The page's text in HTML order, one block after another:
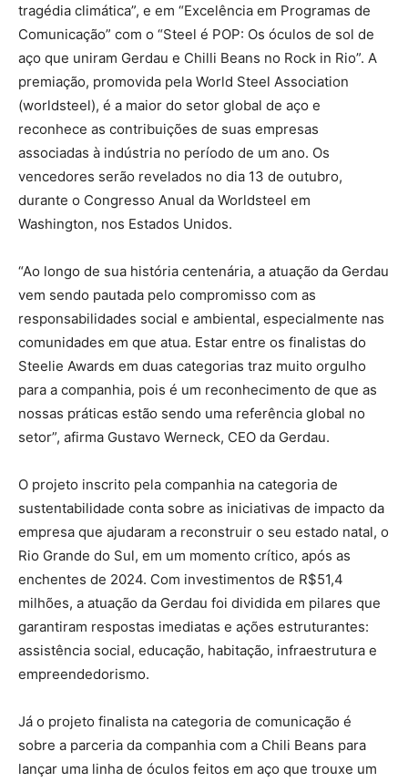
tragédia climática”, e em “Excelência em Programas de
Comunicação” com o “Steel é POP: Os óculos de sol de
aço que uniram Gerdau e Chilli Beans no Rock in Rio”. A
premiação, promovida pela World Steel Association
(worldsteel), é a maior do setor global de aço e
reconhece as contribuições de suas empresas
associadas à indústria no período de um ano. Os
vencedores serão revelados no dia 13 de outubro,
durante o Congresso Anual da Worldsteel em
Washington, nos Estados Unidos.
“Ao longo de sua história centenária, a atuação da Gerdau
vem sendo pautada pelo compromisso com as
responsabilidades social e ambiental, especialmente nas
comunidades em que atua. Estar entre os finalistas do
Steelie Awards em duas categorias traz muito orgulho
para a companhia, pois é um reconhecimento de que as
nossas práticas estão sendo uma referência global no
setor”, afirma Gustavo Werneck, CEO da Gerdau.
O projeto inscrito pela companhia na categoria de
sustentabilidade conta sobre as iniciativas de impacto da
empresa que ajudaram a reconstruir o seu estado natal, o
Rio Grande do Sul, em um momento crítico, após as
enchentes de 2024. Com investimentos de R$51,4
milhões, a atuação da Gerdau foi dividida em pilares que
garantiram respostas imediatas e ações estruturantes:
assistência social, educação, habitação, infraestrutura e
empreendedorismo.
Já o projeto finalista na categoria de comunicação é
sobre a parceria da companhia com a Chili Beans para
lançar uma linha de óculos feitos em aço que trouxe um